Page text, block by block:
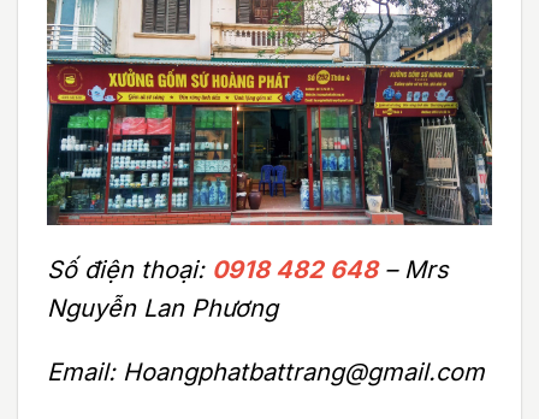
Số điện thoại: 0918 482 648– Mrs
Nguyễn Lan Phương
Email: Hoangphatbattrang@gmail.com